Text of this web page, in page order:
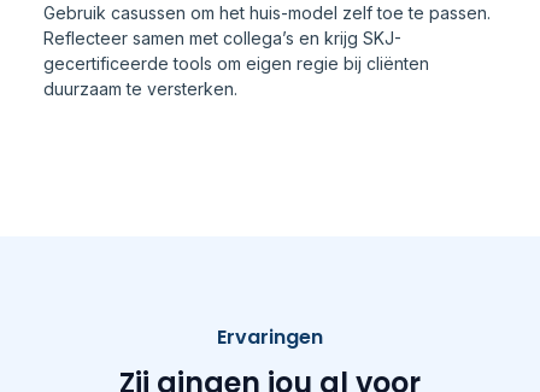
Gebruik casussen om het huis-model zelf toe te passen.
Reflecteer samen met collega’s en krijg SKJ-
gecertificeerde tools om eigen regie bij cliënten
duurzaam te versterken.
Ervaringen
Zij gingen jou al voor